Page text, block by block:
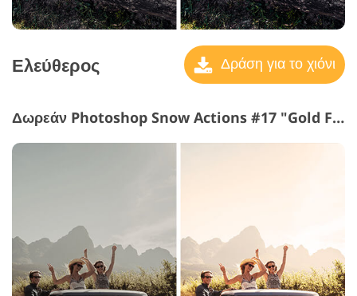
Ελεύθερος Δράση για το χιόνι
Δωρεάν Photoshop Snow Actions #17 "Gold Filter"